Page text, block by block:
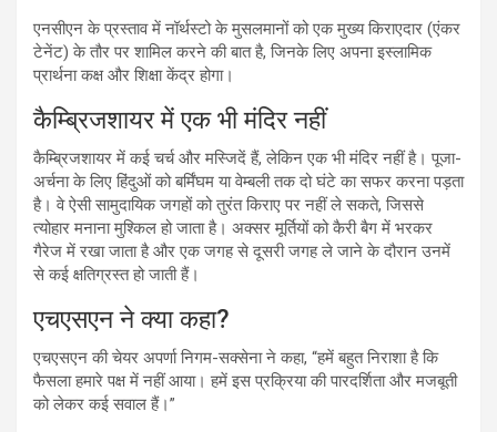
एनसीएन के प्रस्ताव में नॉर्थस्टो के मुसलमानों को एक मुख्य किराएदार (एंकर
टेनेंट) के तौर पर शामिल करने की बात है, जिनके लिए अपना इस्लामिक
प्रार्थना कक्ष और शिक्षा केंद्र होगा।
कैम्ब्रिजशायर में एक भी मंदिर नहीं
कैम्ब्रिजशायर में कई चर्च और मस्जिदें हैं, लेकिन एक भी मंदिर नहीं है। पूजा-
अर्चना के लिए हिंदुओं को बर्मिंघम या वेम्बली तक दो घंटे का सफर करना पड़ता
है। वे ऐसी सामुदायिक जगहों को तुरंत किराए पर नहीं ले सकते, जिससे
त्योहार मनाना मुश्किल हो जाता है। अक्सर मूर्तियों को कैरी बैग में भरकर
गैरेज में रखा जाता है और एक जगह से दूसरी जगह ले जाने के दौरान उनमें
से कई क्षतिग्रस्त हो जाती हैं।
एचएसएन ने क्या कहा?
एचएसएन की चेयर अपर्णा निगम-सक्सेना ने कहा, “हमें बहुत निराशा है कि
फैसला हमारे पक्ष में नहीं आया। हमें इस प्रक्रिया की पारदर्शिता और मजबूती
को लेकर कई सवाल हैं।”